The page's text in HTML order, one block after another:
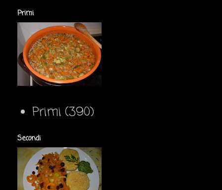
Primi
Primi (390)
Secondi